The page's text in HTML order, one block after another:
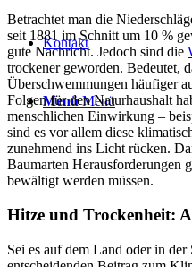
Kontakt
Menü Menü
Betrachtet man die
seit 1881 im Schnitt um 10 %
gute Nachricht. Jedoch sind die
trockener geworden. Bedeutet,
Überschwemmungen häufiger
Folgen für den Naturhaushalt
menschlichen Einwirkung –
sind es vor allem diese
zunehmend ins Licht rücken.
Baumarten Herausforderungen
bewältigt werden müssen.
Hitze und Trockenheit:
Sei es auf dem Land oder in